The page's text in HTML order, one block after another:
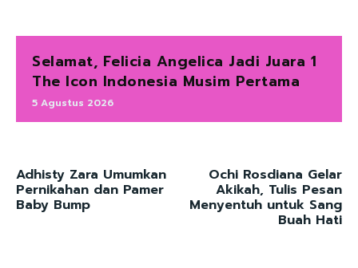
Selamat, Felicia Angelica Jadi Juara 1
The Icon Indonesia Musim Pertama
5 Agustus 2026
Adhisty Zara Umumkan
Pernikahan dan Pamer
Baby Bump
Ochi Rosdiana Gelar
Akikah, Tulis Pesan
Menyentuh untuk Sang
Buah Hati